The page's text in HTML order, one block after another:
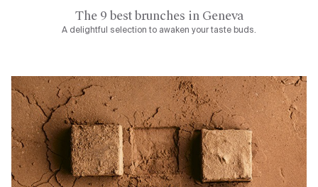
The 9 best brunches in Geneva
A delightful selection to awaken your taste buds.